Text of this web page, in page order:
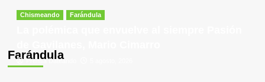
Farándula
Chismeando Farándula
Prensa Dateando